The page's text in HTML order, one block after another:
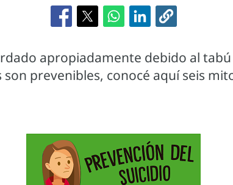
apropiadamente debido al
prevenibles, conocé aquí seis